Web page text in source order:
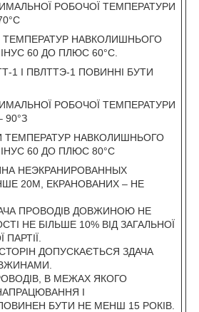
РОБОЧОЇ ТЕМПЕРАТУРИ
ТЕМПЕРАТУР НАВКОЛИШНЬОГО
60 ДО ПЛЮС 60°С.
1 І ПВЛТТЭ-1 ПОВИННІ БУТИ
РОБОЧОЇ ТЕМПЕРАТУРИ
90°З
ТЕМПЕРАТУР НАВКОЛИШНЬОГО
60 ДО ПЛЮС 80°С
НЕЭКРАНИРОВАННЫХ
20М, ЕКРАНОВАНИХ – НЕ
ПРОВОДІВ ДОВЖИНОЮ НЕ
НЕ БІЛЬШЕ 10% ВІД ЗАГАЛЬНОЇ
ДОПУСКАЄТЬСЯ ЗДАЧА
В МЕЖАХ ЯКОГО
І
БУТИ НЕ МЕНШ 15 РОКІВ.